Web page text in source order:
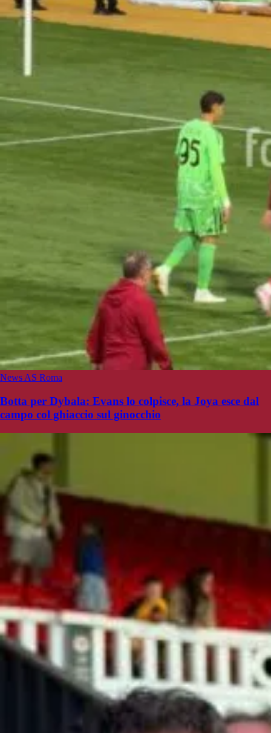
News AS Roma
Botta per Dybala: Evans lo colpisce, la Joya esce dal
campo col ghiaccio sul ginocchio